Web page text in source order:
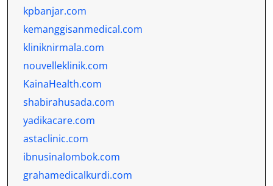
kpbanjar.com
kemanggisanmedical.com
kliniknirmala.com
nouvelleklinik.com
KainaHealth.com
shabirahusada.com
yadikacare.com
astaclinic.com
ibnusinalombok.com
grahamedicalkurdi.com